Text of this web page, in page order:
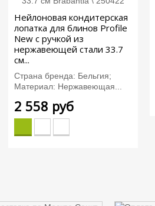
Нейлоновая кондитерская
лопатка для блинов Profile
New с ручкой из
нержавеющей стали 33.7
см...
Страна бренда: Бельгия;
Материал: Нержавеющая...
2 558 руб